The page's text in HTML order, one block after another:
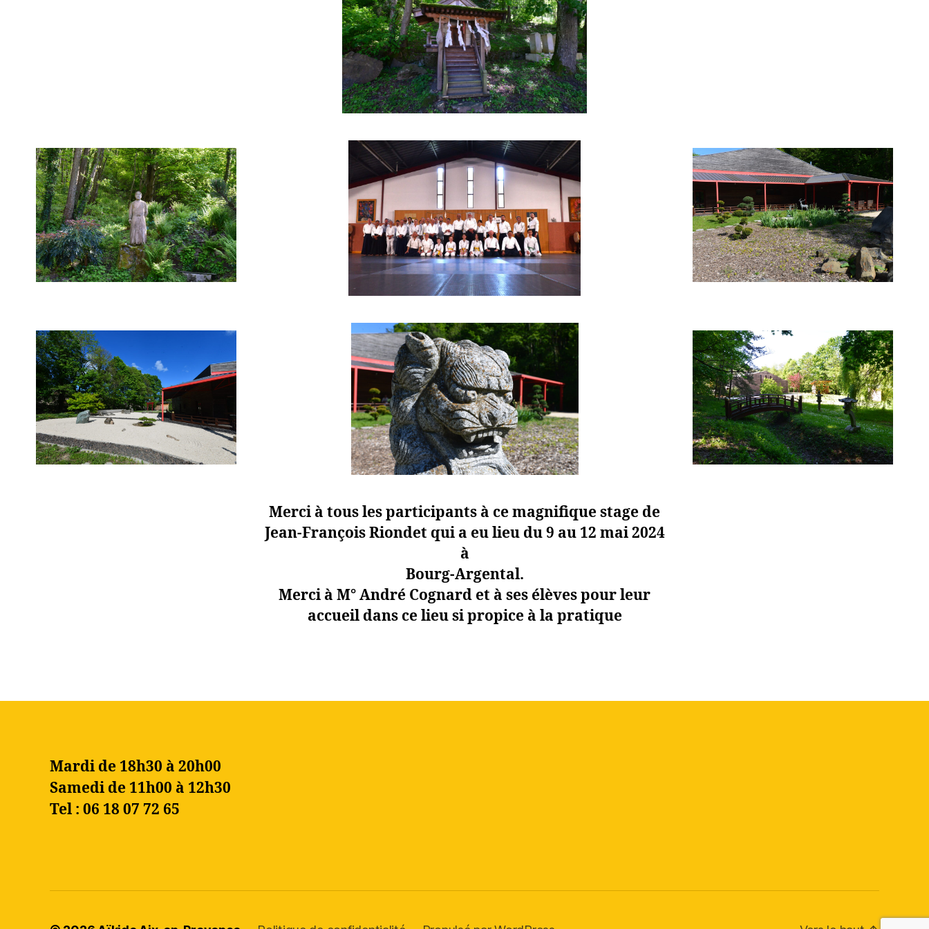
Merci à tous les participants à ce magnifique stage de
Jean-François Riondet qui a eu lieu du 9 au 12 mai 2024
à
Bourg-Argental.
Merci à M° André Cognard et à ses élèves pour leur
accueil dans ce lieu si propice à la pratique
Mardi de 18h30 à 20h00
Samedi de 11h00 à 12h30
Tel : 06 18 07 72 65